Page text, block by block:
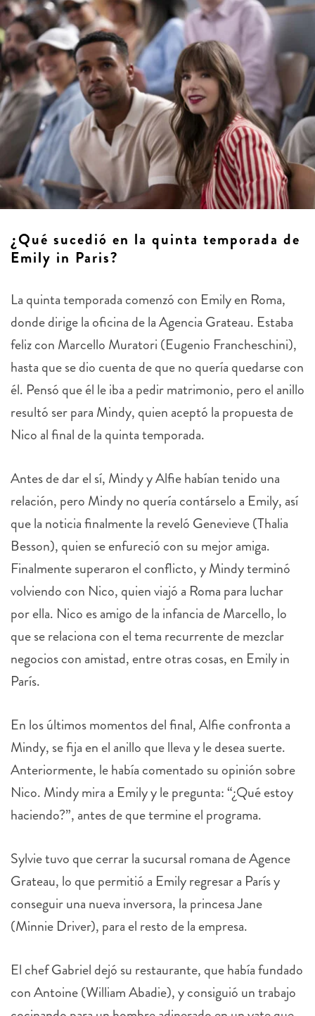
¿Qué sucedió en la quinta temporada de
Emily in Paris?
La quinta temporada comenzó con Emily en Roma,
donde dirige la oficina de la Agencia Grateau. Estaba
feliz con Marcello Muratori (Eugenio Francheschini),
hasta que se dio cuenta de que no quería quedarse con
él. Pensó que él le iba a pedir matrimonio, pero el anillo
resultó ser para Mindy, quien aceptó la propuesta de
Nico al final de la quinta temporada.
Antes de dar el sí, Mindy y Alfie habían tenido una
relación, pero Mindy no quería contárselo a Emily, así
que la noticia finalmente la reveló Genevieve (Thalia
Besson), quien se enfureció con su mejor amiga.
Finalmente superaron el conflicto, y Mindy terminó
volviendo con Nico, quien viajó a Roma para luchar
por ella. Nico es amigo de la infancia de Marcello, lo
que se relaciona con el tema recurrente de mezclar
negocios con amistad, entre otras cosas, en Emily in
París.
En los últimos momentos del final, Alfie confronta a
Mindy, se fija en el anillo que lleva y le desea suerte.
Anteriormente, le había comentado su opinión sobre
Nico. Mindy mira a Emily y le pregunta: “¿Qué estoy
haciendo?”, antes de que termine el programa.
Sylvie tuvo que cerrar la sucursal romana de Agence
Grateau, lo que permitió a Emily regresar a París y
conseguir una nueva inversora, la princesa Jane
(Minnie Driver), para el resto de la empresa.
El chef Gabriel dejó su restaurante, que había fundado
con Antoine (William Abadie), y consiguió un trabajo